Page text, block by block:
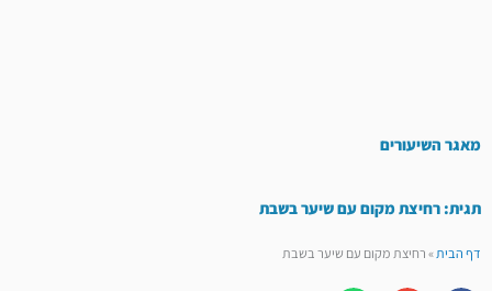
מאגר השיעורים
תגית: רחיצת מקום עם שיער בשבת
דף הבית»רחיצת מקום עם שיער בשבת